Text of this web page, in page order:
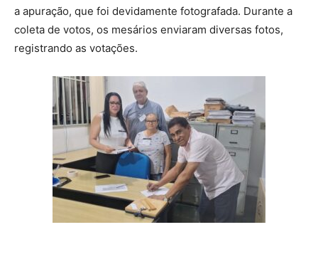
a apuração, que foi devidamente fotografada. Durante a
coleta de votos, os mesários enviaram diversas fotos,
registrando as votações.